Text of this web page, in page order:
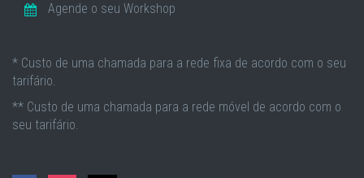
Agende o seu Workshop
* Custo de uma chamada para a rede fixa de acordo com o seu
tarifário.
** Custo de uma chamada para a rede móvel de acordo com o
seu tarifário.